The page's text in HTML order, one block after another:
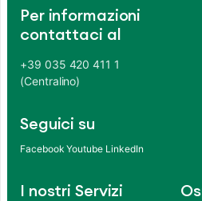
Per informazioni
contattaci al
+39 035 420 411 1
(Centralino)
Seguici su
Facebook Youtube LinkedIn
I nostri Servizi